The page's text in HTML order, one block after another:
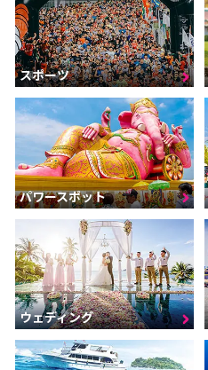
スポーツ
パワースポット
ウェディング